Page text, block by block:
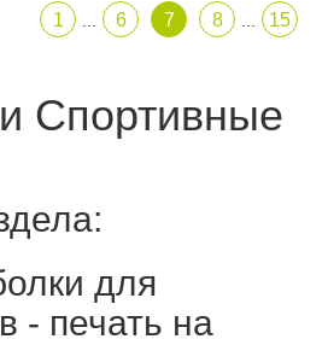
1 6 7 8 15
Спортивные
для
- печать на